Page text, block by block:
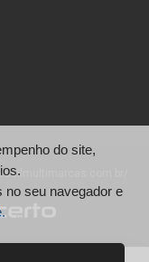
do site,
no seu navegador e